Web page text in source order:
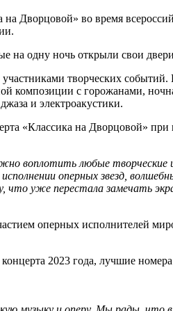
Дворцовой» во время
на одну ночь открыли свои
творческих
с горожанами,
и электроакустики.
«Классика на Дворцовой» при
воплотить любые творческие
оперных звезд,
уже перестала замечать
оперных исполнителей
2023 года, лучшие